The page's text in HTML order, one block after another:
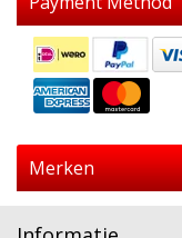
Merken